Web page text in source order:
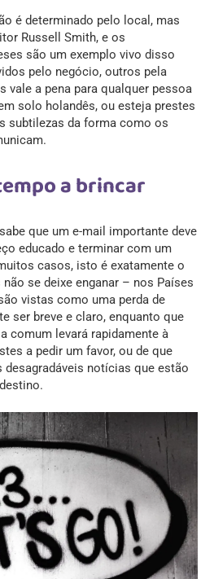
é determinado pelo local, mas
Russell Smith, e os
são um exemplo vivo disso
pelo negócio, outros pela
vale a pena para qualquer pessoa
solo holandês, ou esteja prestes
subtilezas da forma como os
a brincar
que um e-mail importante deve
educado e terminar com um
casos, isto é exatamente o
se deixe enganar – nos Países
vistas como uma perda de
ser breve e claro, enquanto que
comum levará rapidamente à
a pedir um favor, ou de que
desagradáveis notícias que estão